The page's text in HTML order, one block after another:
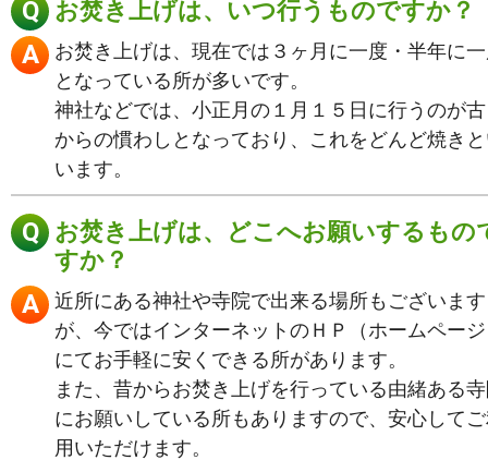
お焚き上げは、いつ行うものですか？
お焚き上げは、現在では３ヶ月に一度・半年に
となっている所が多いです。
神社などでは、小正月の１月１５日に行うのが
からの慣わしとなっており、これをどんど焼き
います。
お焚き上げは、どこへお願いするもの
すか？
近所にある神社や寺院で出来る場所もございます
が、今ではインターネットのＨＰ（ホームペー
にてお手軽に安くできる所があります。
また、昔からお焚き上げを行っている由緒ある
にお願いしている所もありますので、安心して
用いただけます。